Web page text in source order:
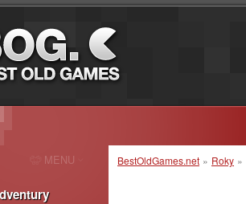
BestOldGames.net » Roky »
MENU